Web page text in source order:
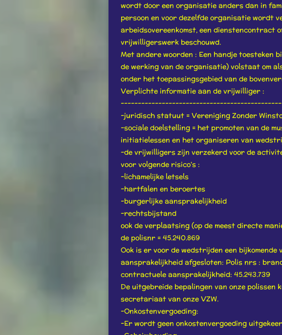
wordt door een organisatie anders dan in
persoon en voor dezelfde organisatie wordt
arbeidsovereenkomst, een dienstencontract
vrijwilligerswerk beschouwd.
Met andere woorden : Een handje toesteken
de werking van de organisatie) volstaat om
onder het toepassingsgebied van de
Verplichte informatie aan de vrijwilliger :
-juridisch statuut = Vereniging Zonder
-sociale doelstelling = het promoten van de
initiatielessen en het organiseren van
-de vrijwilligers zijn verzekerd voor de
voor volgende risico's :
-lichamelijke letsels
-hartfalen en beroertes
-burgerlijke aansprakelijkheid
-rechtsbijstand
ook de verplaatsing (op de meest directe
de polisnr = 45.240.869
Ook is er voor de wedstrijden een
aansprakelijkheid afgesloten: Polis nrs :
contractuele aansprakelijkheid: 45.243.739
De uitgebreide bepalingen van onze polissen
secretariaat van onze VZW.
-Onkostenvergoeding:
-Er wordt geen onkostenvergoeding